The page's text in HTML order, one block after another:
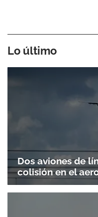
Gracias por
Lo último
Dos aviones de
colisión en el